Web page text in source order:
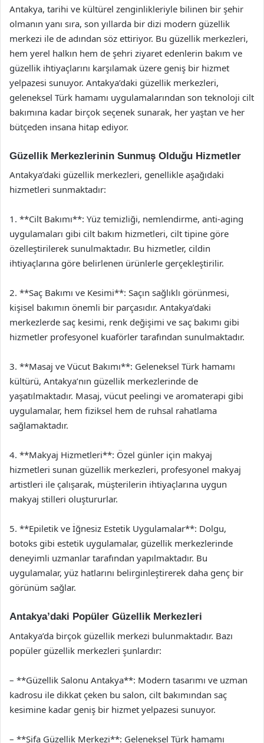
Antakya, tarihi ve kültürel zenginlikleriyle bilinen bir şehir
olmanın yanı sıra, son yıllarda bir dizi modern güzellik
merkezi ile de adından söz ettiriyor. Bu güzellik merkezleri,
hem yerel halkın hem de şehri ziyaret edenlerin bakım ve
güzellik ihtiyaçlarını karşılamak üzere geniş bir hizmet
yelpazesi sunuyor. Antakya’daki güzellik merkezleri,
geleneksel Türk hamamı uygulamalarından son teknoloji cilt
bakımına kadar birçok seçenek sunarak, her yaştan ve her
bütçeden insana hitap ediyor.
Güzellik Merkezlerinin Sunmuş Olduğu Hizmetler
Antakya’daki güzellik merkezleri, genellikle aşağıdaki
hizmetleri sunmaktadır:
1. **Cilt Bakımı**: Yüz temizliği, nemlendirme, anti-aging
uygulamaları gibi cilt bakım hizmetleri, cilt tipine göre
özelleştirilerek sunulmaktadır. Bu hizmetler, cildin
ihtiyaçlarına göre belirlenen ürünlerle gerçekleştirilir.
2. **Saç Bakımı ve Kesimi**: Saçın sağlıklı görünmesi,
kişisel bakımın önemli bir parçasıdır. Antakya’daki
merkezlerde saç kesimi, renk değişimi ve saç bakımı gibi
hizmetler profesyonel kuaförler tarafından sunulmaktadır.
3. **Masaj ve Vücut Bakımı**: Geleneksel Türk hamamı
kültürü, Antakya’nın güzellik merkezlerinde de
yaşatılmaktadır. Masaj, vücut peelingi ve aromaterapi gibi
uygulamalar, hem fiziksel hem de ruhsal rahatlama
sağlamaktadır.
4. **Makyaj Hizmetleri**: Özel günler için makyaj
hizmetleri sunan güzellik merkezleri, profesyonel makyaj
artistleri ile çalışarak, müşterilerin ihtiyaçlarına uygun
makyaj stilleri oluştururlar.
5. **Epileti̇k ve İğnesiz Estetik Uygulamalar**: Dolgu,
botoks gibi estetik uygulamalar, güzellik merkezlerinde
deneyimli uzmanlar tarafından yapılmaktadır. Bu
uygulamalar, yüz hatlarını belirginleştirerek daha genç bir
görünüm sağlar.
Antakya’daki Popüler Güzellik Merkezleri
Antakya’da birçok güzellik merkezi bulunmaktadır. Bazı
popüler güzellik merkezleri şunlardır:
– **Güzellik Salonu Antakya**: Modern tasarımı ve uzman
kadrosu ile dikkat çeken bu salon, cilt bakımından saç
kesimine kadar geniş bir hizmet yelpazesi sunuyor.
– **Şifa Güzellik Merkezi**: Geleneksel Türk hamamı